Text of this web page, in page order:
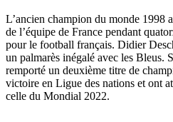
L’ancien champion du monde 1998
de l’équipe de France pendant
pour le football français. Didier
un palmarès inégalé avec les Bleus.
remporté un deuxième titre de
victoire en Ligue des nations et ont
celle du Mondial 2022.